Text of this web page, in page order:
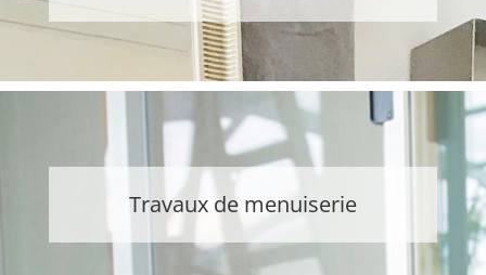
Travaux de menuiserie